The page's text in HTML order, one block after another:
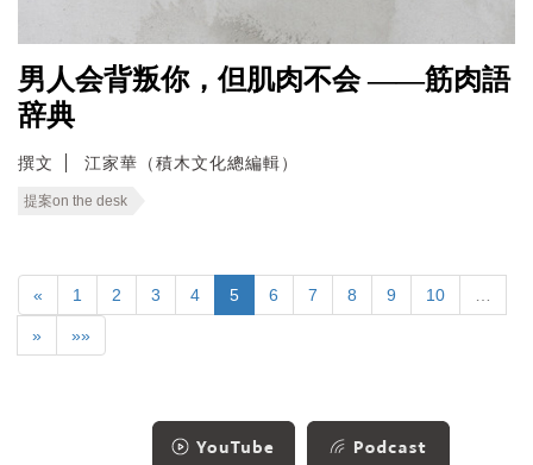
男人会背叛你，但肌肉不会 ——筋肉語
辞典
撰文 江家華（積木文化總編輯）
提案on the desk
« 1 2 3 4 5 6 7 8 9 10
» »»